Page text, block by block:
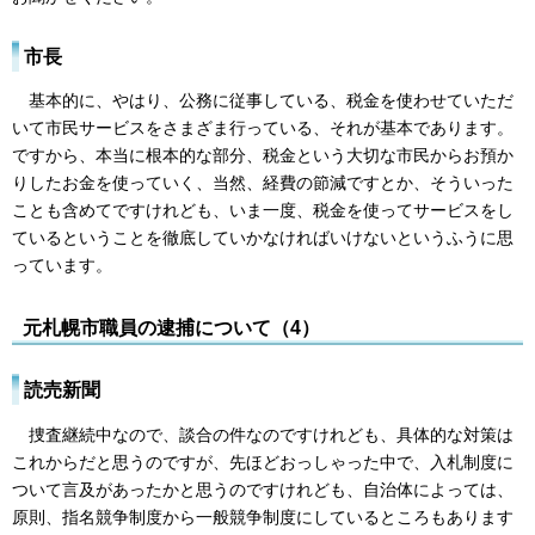
市長
基本的に、やはり、公務に従事している、税金を使わせていただ
いて市民サービスをさまざま行っている、それが基本であります。
ですから、本当に根本的な部分、税金という大切な市民からお預か
りしたお金を使っていく、当然、経費の節減ですとか、そういった
ことも含めてですけれども、いま一度、税金を使ってサービスをし
ているということを徹底していかなければいけないというふうに思
っています。
元札幌市職員の逮捕について（4）
読売新聞
捜査継続中なので、談合の件なのですけれども、具体的な対策は
これからだと思うのですが、先ほどおっしゃった中で、入札制度に
ついて言及があったかと思うのですけれども、自治体によっては、
原則、指名競争制度から一般競争制度にしているところもあります